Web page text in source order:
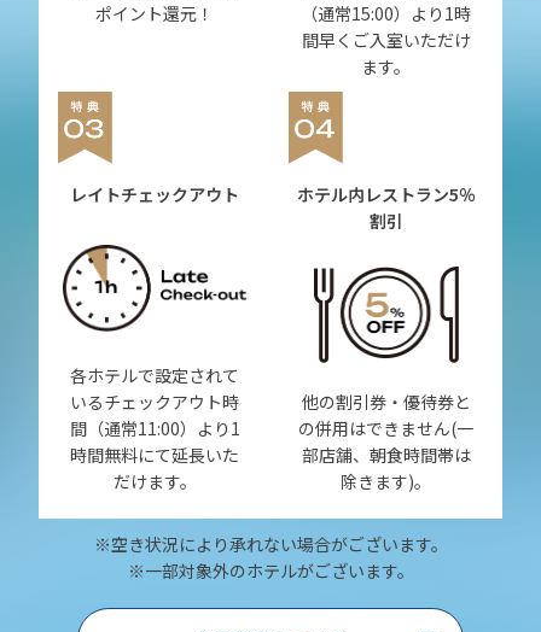
ポイント還元！
（通常15:00）より1時
間早くご入室いただけ
ます。
レイトチェックアウト
各ホテルで設定されて
いるチェックアウト時
間（通常11:00）より1
時間無料にて延長いた
だけます。
ホテル内レストラン5％
割引
他の割引券・優待券と
の併用はできません(一
部店舗、朝食時間帯は
除きます)。
※空き状況により承れない場合がございます。
※一部対象外のホテルがございます。